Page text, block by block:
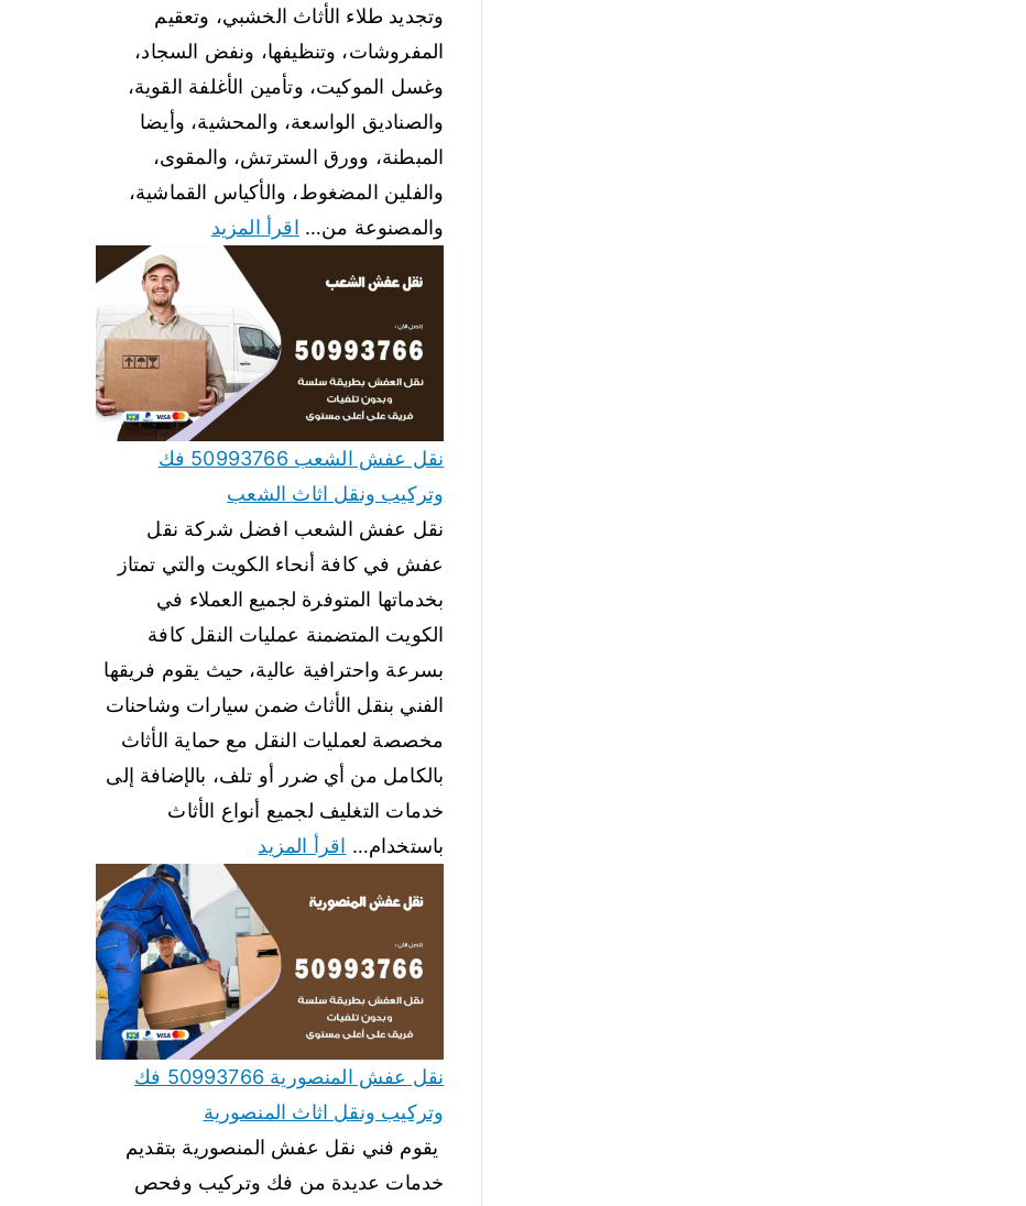
وتجديد طلاء الأثاث الخشبي، وتعقيم
المفروشات، وتنظيفها، ونفض السجاد،
وغسل الموكيت، وتأمين الأغلفة القوية،
والصناديق الواسعة، والمحشية، وأيضا
المبطنة، وورق السترتش، والمقوى،
والفلين المضغوط، والأكياس القماشية،
والمصنوعة من… اقرأ المزيد
نقل عفش الشعب 50993766 فك
وتركيب ونقل اثاث الشعب
نقل عفش الشعب افضل شركة نقل
عفش في كافة أنحاء الكويت والتي تمتاز
بخدماتها المتوفرة لجميع العملاء في
الكويت المتضمنة عمليات النقل كافة
بسرعة واحترافية عالية، حيث يقوم فريقها
الفني بنقل الأثاث ضمن سيارات وشاحنات
مخصصة لعمليات النقل مع حماية الأثاث
بالكامل من أي ضرر أو تلف، بالإضافة إلى
خدمات التغليف لجميع أنواع الأثاث
باستخدام… اقرأ المزيد
نقل عفش المنصورية 50993766 فك
وتركيب ونقل اثاث المنصورية
يقوم فني نقل عفش المنصورية بتقديم
خدمات عديدة من فك وتركيب وفحص